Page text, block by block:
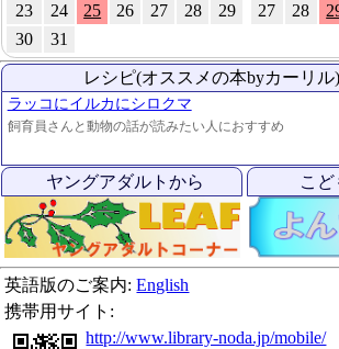
23
24 25 26 27 28
29
30
31
27
28
レシピ(オススメの本byカーリ
ラッコにイルカにシロクマ
飼育員さんと動物の話が読みたい人におすすめ
ヤングアダルトから こ
英語版のご案内:English
携帯用サイト:
http://www.library-noda.jp/mobile/